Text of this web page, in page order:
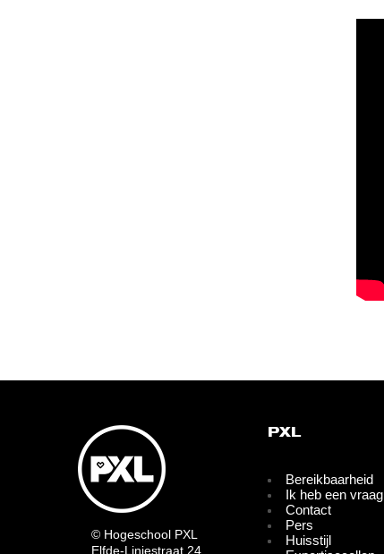
© Hogeschool PXL
Elfde-Liniestraat 24
PXL
Bereikbaarheid
Ik heb een vraag
Contact
Pers
Huisstijl